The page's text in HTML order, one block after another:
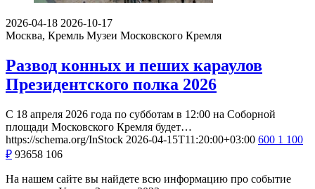
2026-04-18 2026-10-17
Москва, Кремль Музеи Московского Кремля
Развод конных и пеших караулов
Президентского полка 2026
С 18 апреля 2026 года по субботам в 12:00 на Соборной
площади Московского Кремля будет…
https://schema.org/InStock 2026-04-15T11:20:00+03:00 600 1 100
₽ 93658 106
На нашем сайте вы найдете всю информацию про событие